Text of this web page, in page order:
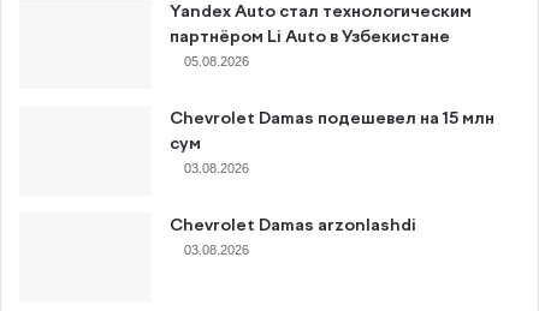
Yandex Auto стал технологическим
партнёром Li Auto в Узбекистане
05.08.2026
Chevrolet Damas подешевел на 15 млн
сум
03.08.2026
Chevrolet Damas arzonlashdi
03.08.2026